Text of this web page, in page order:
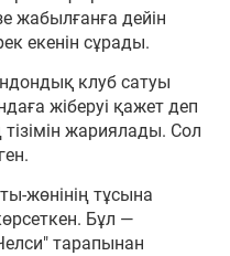
жабылғанға дейін
екенін сұрады.
клуб сатуы
жіберуі қажет деп
жариялады. Сол
жөнінің тұсына
Бұл —
тарапынан